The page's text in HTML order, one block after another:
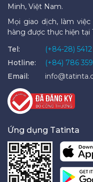
Minh, Việt Nam.
Mọi giao dịch, làm
hàng được thực hiện tại
Tel:
(+84-28) 5412
Hotline:
(+84) 786
Email:
Ứng dụng Tatinta